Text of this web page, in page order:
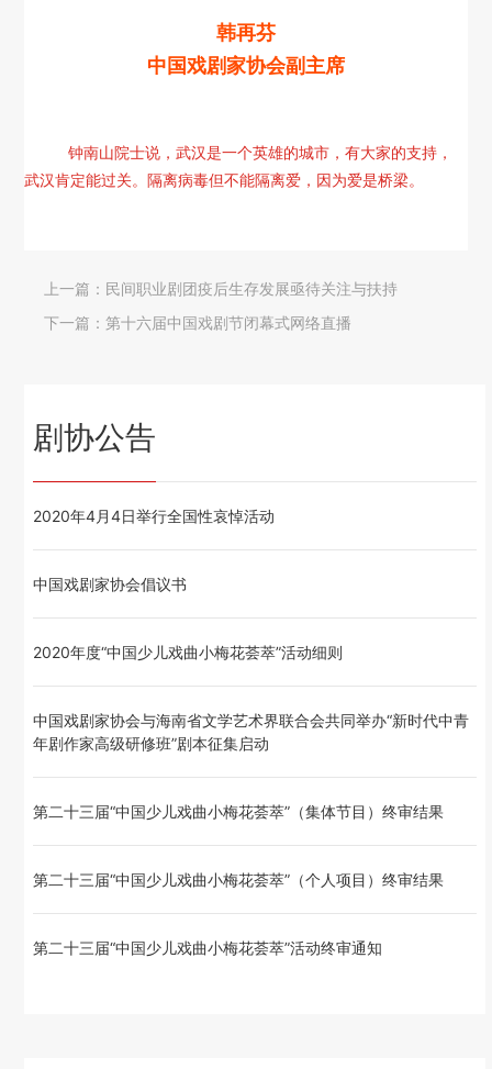
韩再芬
中国戏剧家协会副主席
钟南山院士说，武汉是一个英雄的城市，有大家的支持，
武汉肯定能过关。隔离病毒但不能隔离爱，因为爱是桥梁。
上一篇： 民间职业剧团疫后生存发展亟待关注与扶持
下一篇：第十六届中国戏剧节闭幕式网络直播
剧协公告
2020年4月4日举行全国性哀悼活动
中国戏剧家协会倡议书
2020年度“中国少儿戏曲小梅花荟萃”活动细则
中国戏剧家协会与海南省文学艺术界联合会共同举办“新时代中青
年剧作家高级研修班”剧本征集启动
第二十三届“中国少儿戏曲小梅花荟萃”（集体节目）终审结果
第二十三届“中国少儿戏曲小梅花荟萃”（个人项目）终审结果
第二十三届“中国少儿戏曲小梅花荟萃”活动终审通知